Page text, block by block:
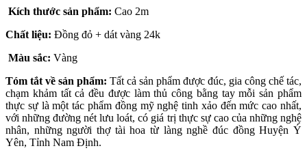
Kích thước sản phẩm: Cao 2m
Chất liệu: Đồng đỏ + dát vàng 24k
Màu sắc: Vàng
Tóm tắt về sản phẩm: Tất cả sản phẩm được đúc, gia công chế tác,
chạm khảm tất cả đều được làm thủ công bằng tay mỗi sản phẩm
thực sự là một tác phẩm đồng mỹ nghệ tinh xảo đến mức cao nhất,
với những đường nét lưu loát, có giá trị thực sự cao của những nghệ
nhân, những người thợ tài hoa từ làng nghề đúc đồng Huyện Ý
Yên, Tỉnh Nam Định.